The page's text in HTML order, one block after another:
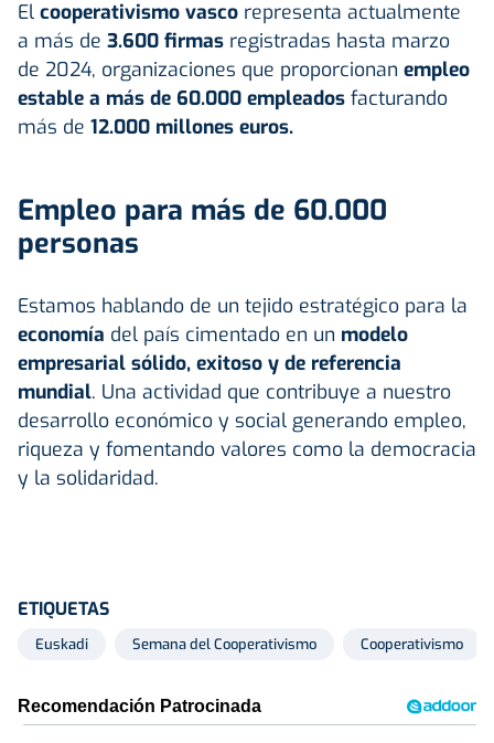
El cooperativismo vasco representa actualmente
a más de 3.600 firmas registradas hasta marzo
de 2024, organizaciones que proporcionan empleo
estable a más de 60.000 empleados facturando
más de 12.000 millones euros.
Empleo para más de 60.000
personas
Estamos hablando de un tejido estratégico para la
economía del país cimentado en un modelo
empresarial sólido, exitoso y de referencia
mundial. Una actividad que contribuye a nuestro
desarrollo económico y social generando empleo,
riqueza y fomentando valores como la democracia
y la solidaridad.
ETIQUETAS
Euskadi Semana del Cooperativismo Cooperativismo